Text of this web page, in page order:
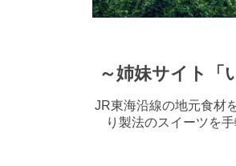
～姉妹サイト「
JR東海沿線の地元食材
り製法のスイーツを